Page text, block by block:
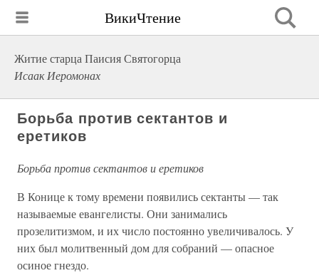
ВикиЧтение
Житие старца Паисия Святогорца
Исаак Иеромонах
Борьба против сектантов и
еретиков
Борьба против сектантов и еретиков
В Конице к тому времени появились сектанты — так
называемые евангелисты. Они занимались
прозелитизмом, и их число постоянно увеличивалось. У
них был молитвенный дом для собраний — опасное
осиное гнездо.